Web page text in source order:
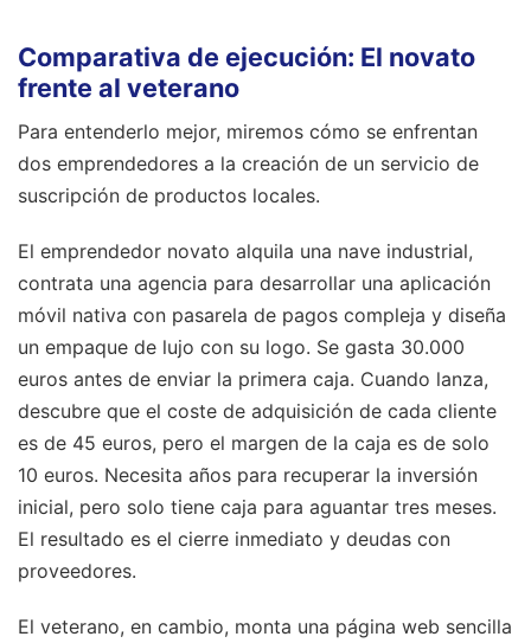
Comparativa de ejecución: El novato
frente al veterano
Para entenderlo mejor, miremos cómo se enfrentan
dos emprendedores a la creación de un servicio de
suscripción de productos locales.
El emprendedor novato alquila una nave industrial,
contrata una agencia para desarrollar una aplicación
móvil nativa con pasarela de pagos compleja y diseña
un empaque de lujo con su logo. Se gasta 30.000
euros antes de enviar la primera caja. Cuando lanza,
descubre que el coste de adquisición de cada cliente
es de 45 euros, pero el margen de la caja es de solo
10 euros. Necesita años para recuperar la inversión
inicial, pero solo tiene caja para aguantar tres meses.
El resultado es el cierre inmediato y deudas con
proveedores.
El veterano, en cambio, monta una página web sencilla